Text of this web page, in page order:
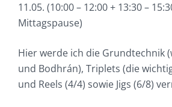
11.05. (10:00 – 12:00 + 13:30 –
Mittagspause)
Hier werde ich die Grundtechnik
und Bodhrán), Triplets (die
und Reels (4/4) sowie Jigs (6/8)